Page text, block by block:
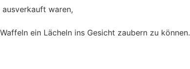
waren,
ein Lächeln ins Gesicht zaubern zu können.